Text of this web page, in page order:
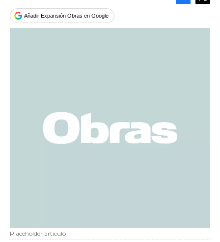
Añadir Expansión Obras en Google
Placeholder articulo